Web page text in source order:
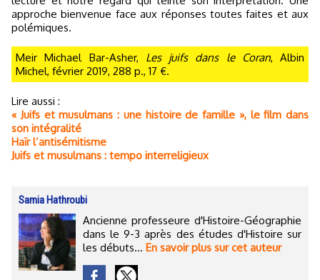
approche bienvenue face aux réponses toutes faites et aux
polémiques.
Meir Michael Bar-Asher, Les juifs dans le Coran, Albin
Michel, février 2019, 288 p., 17 €.
Lire aussi :
« Juifs et musulmans : une histoire de famille », le film dans
son intégralité
Haïr l’antisémitisme
Juifs et musulmans : tempo interreligieux
Samia Hathroubi
Ancienne professeure d'Histoire-Géographie
dans le 9-3 après des études d'Histoire sur
les débuts... En savoir plus sur cet auteur